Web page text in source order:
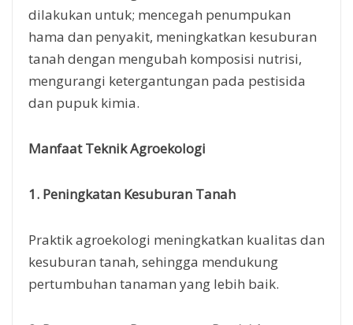
dilakukan untuk; mencegah penumpukan
hama dan penyakit, meningkatkan kesuburan
tanah dengan mengubah komposisi nutrisi,
mengurangi ketergantungan pada pestisida
dan pupuk kimia.
Manfaat Teknik Agroekologi
1. Peningkatan Kesuburan Tanah
Praktik agroekologi meningkatkan kualitas dan
kesuburan tanah, sehingga mendukung
pertumbuhan tanaman yang lebih baik.